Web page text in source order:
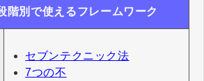
階別で使えるフレームワーク
セブンテクニック法
7つの不